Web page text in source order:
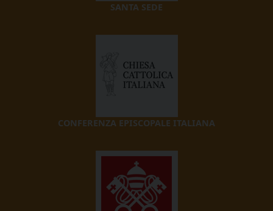
SANTA SEDE
CONFERENZA EPISCOPALE ITALIANA